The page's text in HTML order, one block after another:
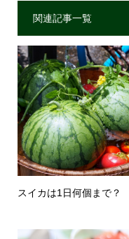
関連記事一覧
スイカは1日何個まで？